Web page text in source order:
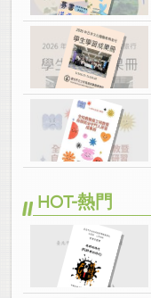
HOT-熱門